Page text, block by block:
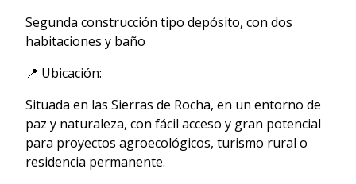
Segunda construcción tipo depósito, con dos
habitaciones y baño
📍 Ubicación:
Situada en las Sierras de Rocha, en un entorno de
paz y naturaleza, con fácil acceso y gran potencial
para proyectos agroecológicos, turismo rural o
residencia permanente.